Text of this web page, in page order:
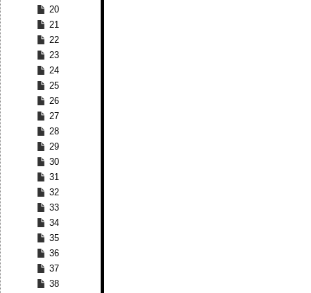
20
21
22
23
24
25
26
27
28
29
30
31
32
33
34
35
36
37
38